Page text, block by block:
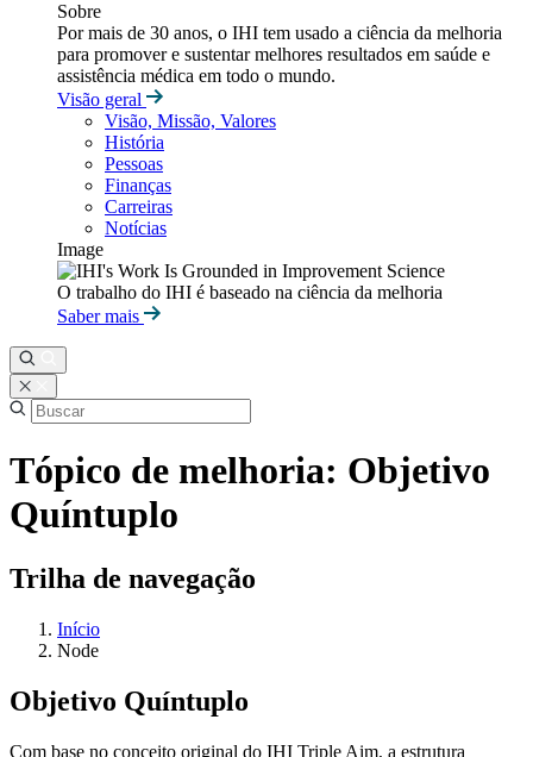
Sobre
Por mais de 30 anos, o IHI tem usado a ciência da melhoria
para promover e sustentar melhores resultados em saúde e
assistência médica em todo o mundo.
Visão geral
Visão, Missão, Valores
História
Pessoas
Finanças
Carreiras
Notícias
Image
O trabalho do IHI é baseado na ciência da melhoria
Saber mais
Tópico de melhoria: Objetivo
Quíntuplo
Trilha de navegação
Início
Node
Objetivo Quíntuplo
Com base no conceito original do IHI Triple Aim, a estrutura